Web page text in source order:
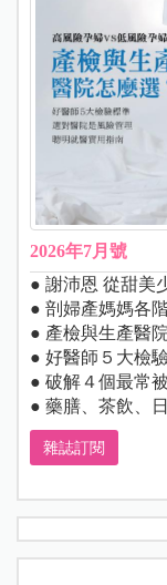
2026年7月號
● 謝沛恩 從甜美
● 剖婦產媽媽各
● 產檢與生產醫
● 好醫師５大檢
● 破解４個最常
● 藥膳、茶飲、
雜誌訂閱